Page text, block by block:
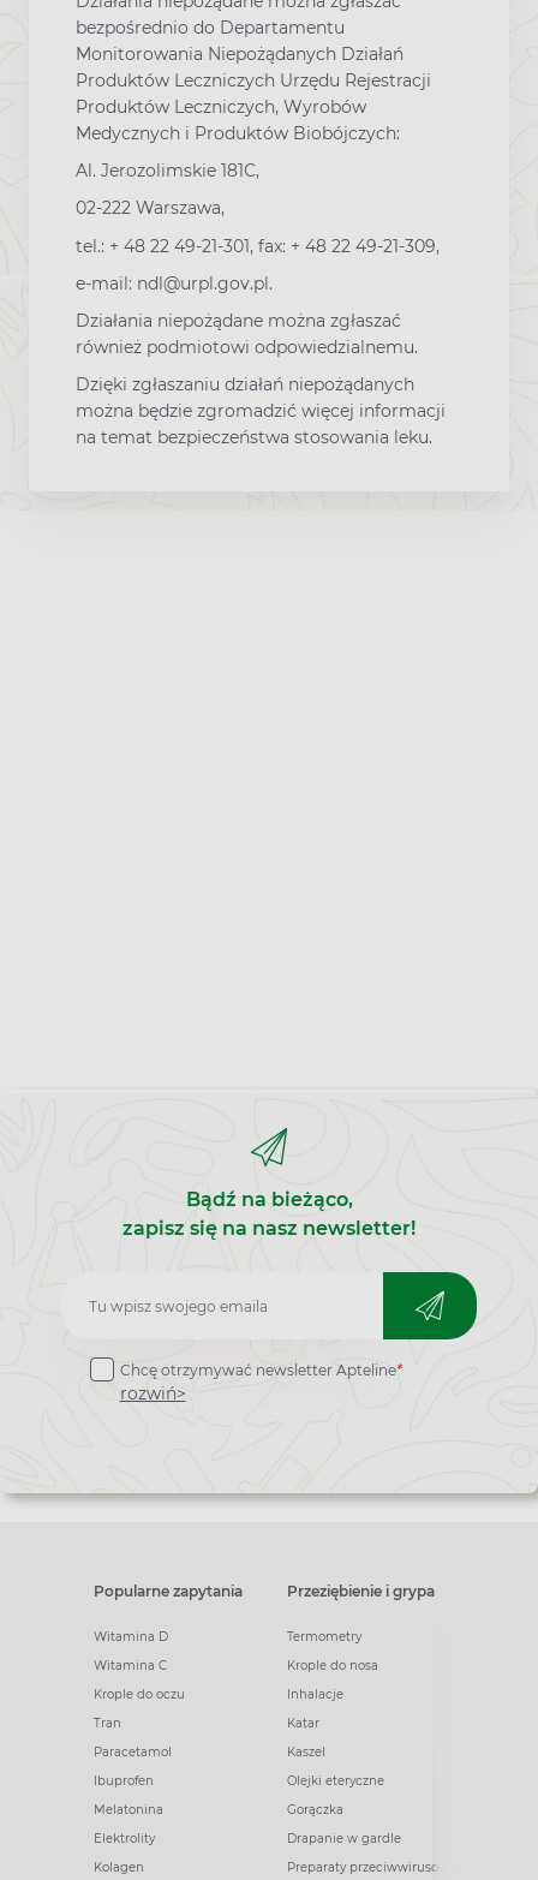
bezpośrednio do Departamentu
Monitorowania Niepożądanych Działań
Produktów Leczniczych Urzędu Rejestracji
Produktów Leczniczych, Wyrobów
Medycznych i Produktów Biobójczych:
Al. Jerozolimskie 181C,
02-222 Warszawa,
tel.: + 48 22 49-21-301, fax: + 48 22 49-21-309,
e-mail: ndl@urpl.gov.pl.
Działania niepożądane można zgłaszać
również podmiotowi odpowiedzialnemu.
Dzięki zgłaszaniu działań niepożądanych
można będzie zgromadzić więcej informacji
na temat bezpieczeństwa stosowania leku.
Bądź na bieżąco,
zapisz się na nasz newsletter!
Zapisz
do
newslettera
Chcę otrzymywać newsletter Apteline*
rozwiń>
Popularne zapytania
Witamina D
Witamina C
Krople do oczu
Tran
Paracetamol
Ibuprofen
Melatonina
Elektrolity
Kolagen
Przeziębienie i grypa
Termometry
Krople do nosa
Inhalacje
Katar
Kaszel
Olejki eteryczne
Gorączka
Drapanie w gardle
Preparaty przeciwwirusowe